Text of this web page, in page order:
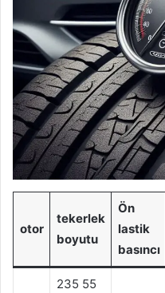
otor
tekerlek
boyutu
Ön
lastik
basıncı
235 55